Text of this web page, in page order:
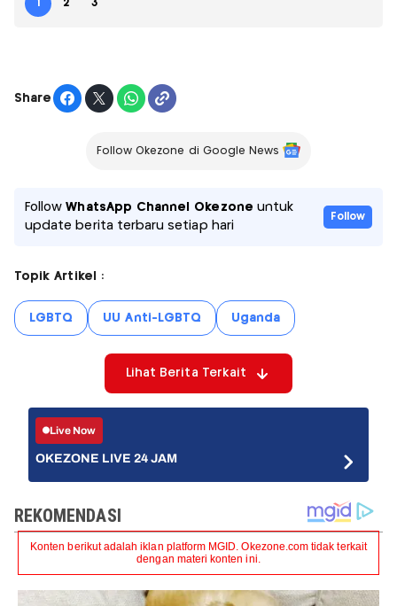
1 2 3
Share
Follow Okezone di Google News
FollowWhatsApp Channel Okezone untuk
update berita terbaru setiap hari
Follow
Topik Artikel :
LGBTQ UU Anti-LGBTQ Uganda
Lihat Berita Terkait
Live Now
OKEZONE LIVE 24 JAM